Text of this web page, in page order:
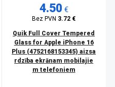
4.50 €
Bez PVN 3.72 €
Quik Full Cover Tempered
Glass for Apple iPhone 16
Plus (4752168153345) aizsa
rdzība ekrānam mobilajie
m telefoniem